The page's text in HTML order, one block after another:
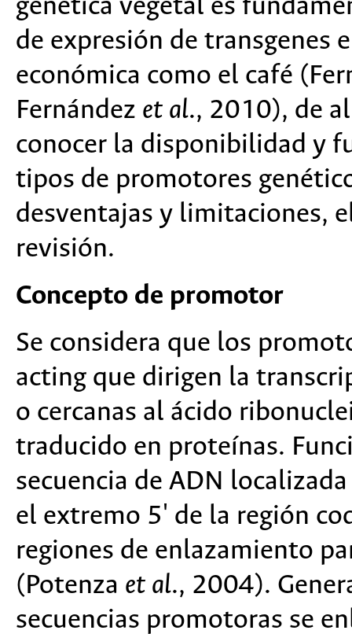
genética vegetal es
de expresión de transgenes
económica como el café
Fernández et al., 2010), de
conocer la disponibilidad y
tipos de promotores
desventajas y limitaciones,
revisión.
Concepto de promotor
Se considera que los
acting que dirigen la
o cercanas al ácido
traducido en proteínas.
secuencia de ADN
el extremo 5' de la región
regiones de enlazamiento
(Potenza et al., 2004).
secuencias promotoras se